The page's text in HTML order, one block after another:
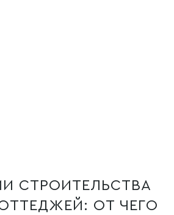
СТРОИТЕЛЬСТВА
ОТ ЧЕГО